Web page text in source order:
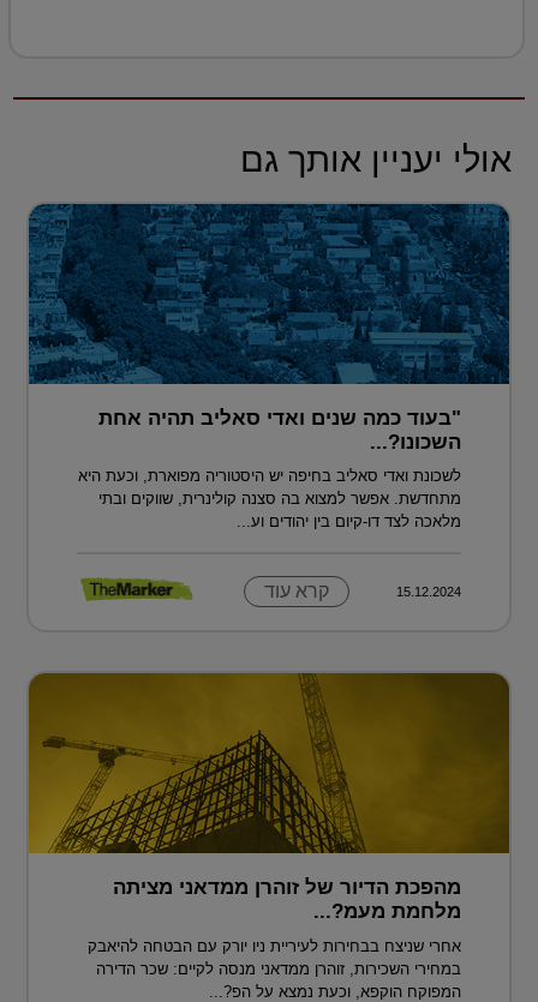
אולי יעניין אותך גם
"בעוד כמה שנים ואדי סאליב תהיה אחת
השכונו?...
לשכונת ואדי סאליב בחיפה יש היסטוריה מפוארת, וכעת היא
מתחדשת. אפשר למצוא בה סצנה קולינרית, שווקים ובתי
מלאכה לצד דו-קיום בין יהודים וע...
15.12.2024 קרא עוד
מהפכת הדיור של זוהרן ממדאני מציתה
מלחמת מעמ?...
אחרי שניצח בבחירות לעיריית ניו יורק עם הבטחה להיאבק
במחירי השכירות, זוהרן ממדאני מנסה לקיים: שכר הדירה
המפוקח הוקפא, וכעת נמצא על הפ?...